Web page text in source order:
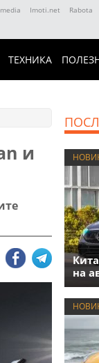
Imoti.net Rabota
ТЕХНИКА
и
на